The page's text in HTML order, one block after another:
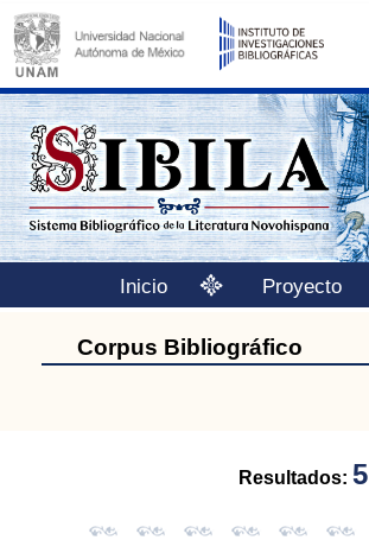
Inicio Proyecto
Corpus Bibliográfico
Resultados:5